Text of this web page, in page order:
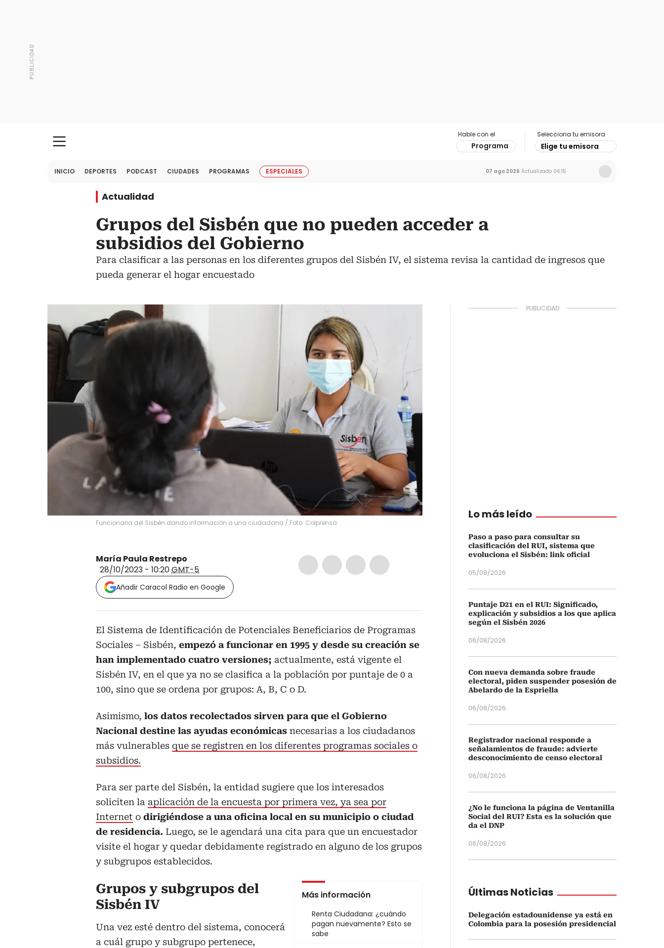
Hable con el
Programa
Selecciona tu emisora
Elige tu emisora
INICIO DEPORTES PODCAST CIUDADES PROGRAMAS ESPECIALES 07 ago 2026 Actualizado 06:15
Actualidad
Grupos del Sisbén que no pueden acceder a
subsidios del Gobierno
Para clasificar a las personas en los diferentes grupos del Sisbén IV, el sistema revisa la cantidad de ingresos que
pueda generar el hogar encuestado
Funcionaria del Sisbén dando información a una ciudadana / Foto: Colprensa
María Paula Restrepo
28/10/2023 - 10:20GMT-5
Añadir Caracol Radio en Google
El Sistema de Identificación de Potenciales Beneficiarios de Programas
Sociales – Sisbén, empezó a funcionar en 1995 y desde su creación se
han implementado cuatro versiones; actualmente, está vigente el
Sisbén IV, en el que ya no se clasifica a la población por puntaje de 0 a
100, sino que se ordena por grupos: A, B, C o D.
Asimismo, los datos recolectados sirven para que el Gobierno
Nacional destine las ayudas económicas necesarias a los ciudadanos
más vulnerables que se registren en los diferentes programas sociales o
subsidios.
Para ser parte del Sisbén, la entidad sugiere que los interesados
soliciten la aplicación de la encuesta por primera vez, ya sea por
Internet o dirigiéndose a una oficina local en su municipio o ciudad
de residencia. Luego, se le agendará una cita para que un encuestador
visite el hogar y quedar debidamente registrado en alguno de los grupos
y subgrupos establecidos.
Más información
Renta Ciudadana: ¿cuándo
pagan nuevamente? Esto se
sabe
Grupos y subgrupos del
Sisbén IV
Una vez esté dentro del sistema, conocerá
a cuál grupo y subgrupo pertenece,
Lo más leído
Paso a paso para consultar su
clasificación del RUI, sistema que
evoluciona el Sisbén: link oficial
05/08/2026
Puntaje D21 en el RUI: Significado,
explicación y subsidios a los que aplica
según el Sisbén 2026
06/08/2026
Con nueva demanda sobre fraude
electoral, piden suspender posesión de
Abelardo de la Espriella
06/08/2026
Registrador nacional responde a
señalamientos de fraude: advierte
desconocimiento de censo electoral
06/08/2026
¿No le funciona la página de Ventanilla
Social del RUI? Esta es la solución que
da el DNP
06/08/2026
Últimas Noticias
Delegación estadounidense ya está en
Colombia para la posesión presidencial